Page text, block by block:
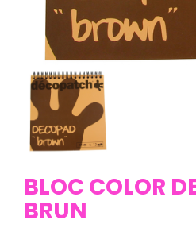
BLOC COLOR
BRUN